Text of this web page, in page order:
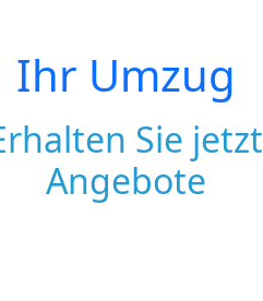
Ihr Umzug
Sie jetzt
Angebote